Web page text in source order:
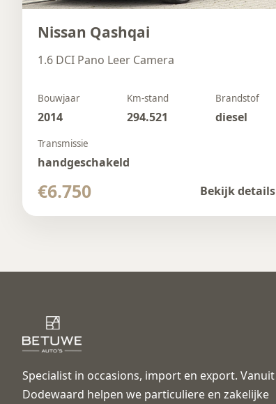
Nissan Qashqai
1.6 DCI Pano Leer Camera
Bouwjaar
2014
Km-stand
294.521
Brandstof
diesel
Transmissie
handgeschakeld
€6.750 Bekijk details
Specialist in occasions, import en export. Vanuit
Dodewaard helpen we particuliere en zakelijke